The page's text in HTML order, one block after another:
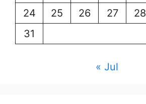
24
25 26 27 28
31
« Jul